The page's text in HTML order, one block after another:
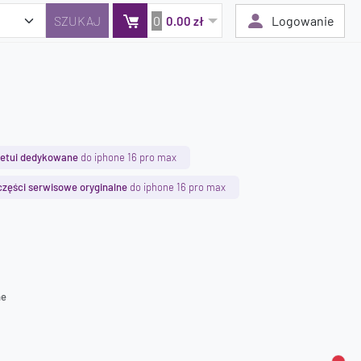
0 0.00 zł Logowanie
etui dedykowane do iphone 16 pro max
serwisowe oryginalne do iphone 16 pro max